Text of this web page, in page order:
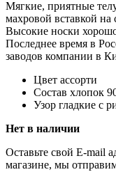
Мягкие, приятные
махровой вставкой на
Высокие носки
Последнее время в
заводов компании в
Цвет ассорти
Состав хлопок
Узор гладкие с
Нет в наличии
Оставьте свой E-mail
магазине, мы